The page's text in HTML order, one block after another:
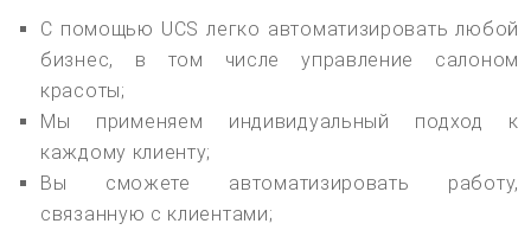
С помощью UCS легко автоматизировать любой
бизнес, в том числе управление салоном
красоты;
Мы применяем индивидуальный подход к
каждому клиенту;
Вы сможете автоматизировать работу,
связанную с клиентами;